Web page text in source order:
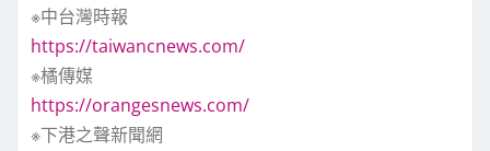
※中台灣時報
https://taiwancnews.com/
※橘傳媒
https://orangesnews.com/
※下港之聲新聞網